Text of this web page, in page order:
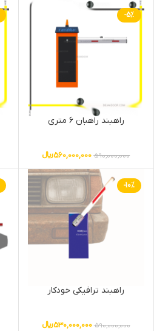
-5%
راهبند راهبان 6 متری
590,000,000
560,000,000﷼
-10%
راهبند ترافیکی خودکار
590,000,000
530,000,000﷼